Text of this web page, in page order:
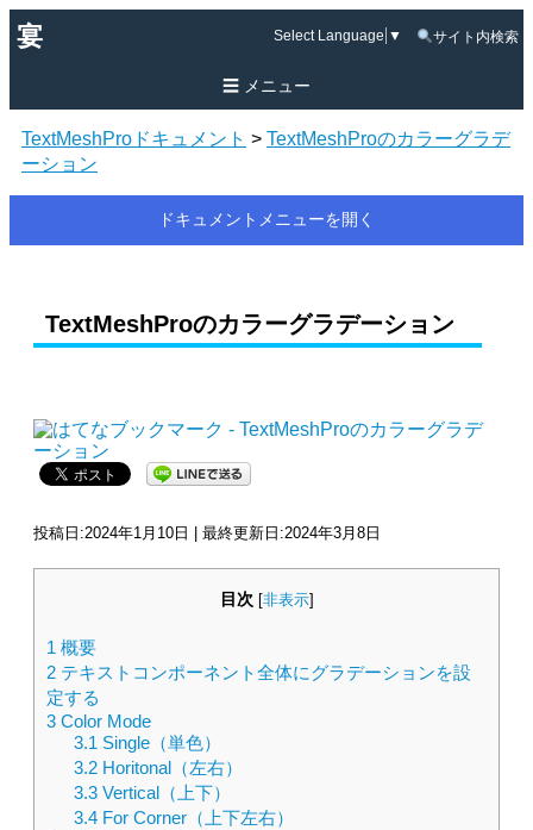
宴 Select Language ▼ サイト内検索
メニュー
TextMeshProドキュメント > TextMeshProのカラーグラデ
ーション
ドキュメントメニューを開く
TextMeshProのカラーグラデーション
投稿日:2024年1月10日 | 最終更新日:2024年3月8日
目次 非表示]
1 概要
2 テキストコンポーネント全体にグラデーションを設
定する
3 Color Mode
3.1 Single（単色）
3.2Horitonal（左右）
3.3Vertical（上下）
3.4For Corner（上下左右）